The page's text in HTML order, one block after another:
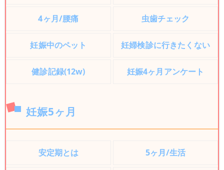
4ヶ月/腰痛 虫歯チェック
妊娠中のペット 妊婦検診に行きたくない
健診記録(12w) 妊娠4ヶ月アンケート
妊娠5ヶ月
安定期とは 5ヶ月/生活